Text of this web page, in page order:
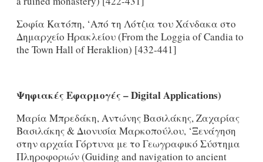
Σοφία Κατόπη, ‘Από τη Λότζια του Χάνδακα στο
Δημαρχείο Ηρακλείου (From the Loggia of Candia to
the Town Hall of Heraklion) [432-441]
Ψηφιακές Εφαρμογές – Digital Applications)
Μαρία Μπρεδάκη, Αντώνης Βασιλάκης, Ζαχαρίας
Βασιλάκης & Διονυσία Μαρκοπούλου, ‘Ξενάγηση
στην αρχαία Γόρτυνα με το Γεωγραφικό Σύστημα
Πληροφοριών (Guiding and navigation to ancient